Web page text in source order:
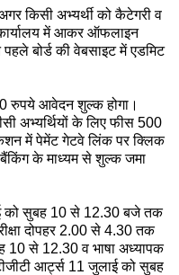
किसी अभ्यर्थी को कैटेगरी व
कार्यालय में आकर ऑफलाइन
बोर्ड की वेबसाइट में एडमिट
रुपये आवेदन शुल्क होगा।
अभ्यर्थियों के लिए फीस 500
में पेमेंट गेटवे लिंक पर क्लिक
के माध्यम से शुल्क जमा
को सुबह 10 से 12.30 बजे तक
दोपहर 2.00 से 4.30 तक
10 से 12.30 व भाषा अध्यापक
आर्ट्स 11 जुलाई को सुबह